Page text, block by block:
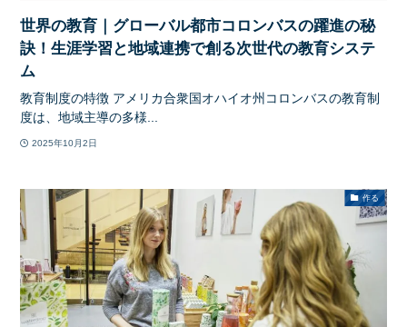
世界の教育｜グローバル都市コロンバスの躍進の秘
訣！生涯学習と地域連携で創る次世代の教育システ
ム
教育制度の特徴 アメリカ合衆国オハイオ州コロンバスの教育制
度は、地域主導の多様...
2025年10月2日
作る